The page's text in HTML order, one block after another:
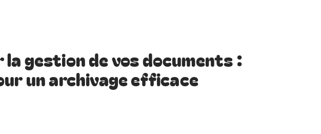
gestion de vos documents :
un archivage efficace